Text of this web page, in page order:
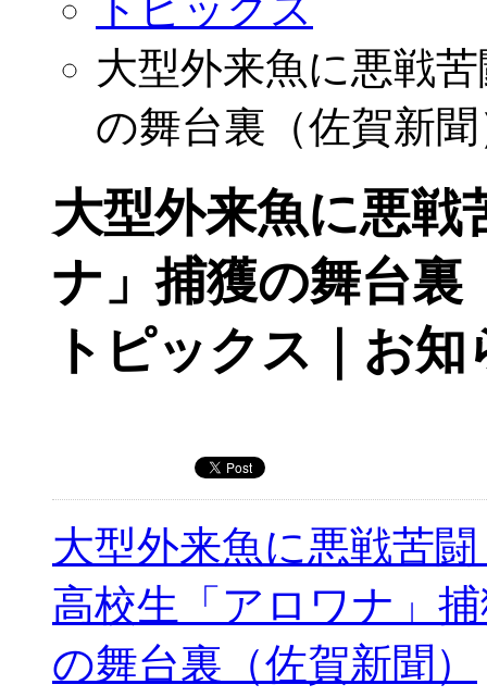
大型外来魚に悪戦
の舞台裏（佐賀新
大型外来魚に悪
ナ」捕獲の舞台裏
トピックス｜お知
大型外来魚に悪戦苦
高校生「アロワナ」
の舞台裏（佐賀新聞）